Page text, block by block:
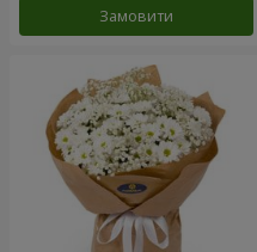
Замовити